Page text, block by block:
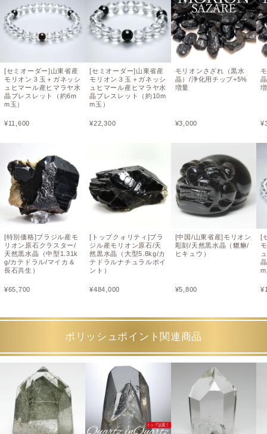
[セミオーダー]山東省産
モリオン３玉＋ガネッシ
ュヒマール産ヒマラヤ水
晶ブレスレット（約6m
m玉）
¥11,600
[特別価格]ブラジル産モ
リオン原石クラスター/
天然黒水晶（中型1.31k
g/カテドラル/マイカ＆
長石共生）
¥65,700
[セミオーダー]山東省産
モリオン３玉＋ガネッシ
ュヒマール産ヒマラヤ水
晶ブレスレット（約10m
m玉）
¥22,300
[トップクォリティ]ブラ
ジル産モリオン原石/天
然黒水晶（大型5.8kg/カ
テドラルナチュラルポイ
ント）
¥484,000
モリオンさざれ（黒水
晶）/浄化用チップ+5%
増量
¥3,000
[中国/山東省産]モリオン
彫刻/天然黒水晶（貔貅/
ヒキュウ）
¥5,800
¥
[
¥
ポリッシュポイント関連商品